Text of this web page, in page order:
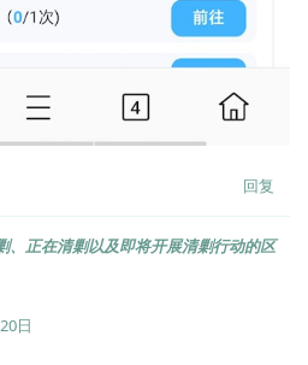
回复
、正在清剿以及即将开展清剿行动的区
日